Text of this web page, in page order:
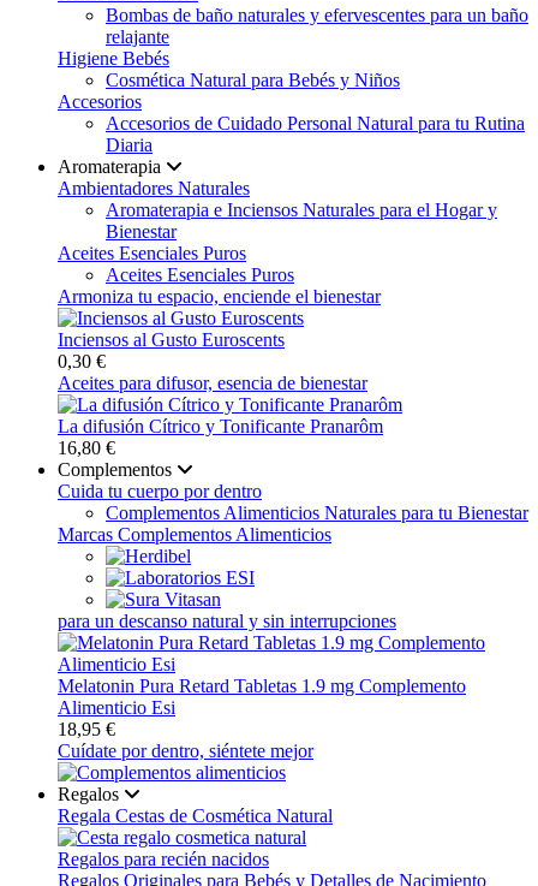
Bombas de baño naturales y efervescentes para un baño
relajante
Higiene Bebés
Cosmética Natural para Bebés y Niños
Accesorios
Accesorios de Cuidado Personal Natural para tu Rutina
Diaria
Aromaterapia
Ambientadores Naturales
Aromaterapia e Inciensos Naturales para el Hogar y
Bienestar
Aceites Esenciales Puros
Aceites Esenciales Puros
Armoniza tu espacio, enciende el bienestar
Inciensos al Gusto Euroscents
0,30 €
Aceites para difusor, esencia de bienestar
La difusión Cítrico y Tonificante Pranarôm
16,80 €
Complementos
Cuida tu cuerpo por dentro
Complementos Alimenticios Naturales para tu Bienestar
Marcas Complementos Alimenticios
para un descanso natural y sin interrupciones
Melatonin Pura Retard Tabletas 1.9 mg Complemento
Alimenticio Esi
18,95 €
Cuídate por dentro, siéntete mejor
Regalos
Regala Cestas de Cosmética Natural
Regalos para recién nacidos
Regalos Originales para Bebés y Detalles de Nacimiento